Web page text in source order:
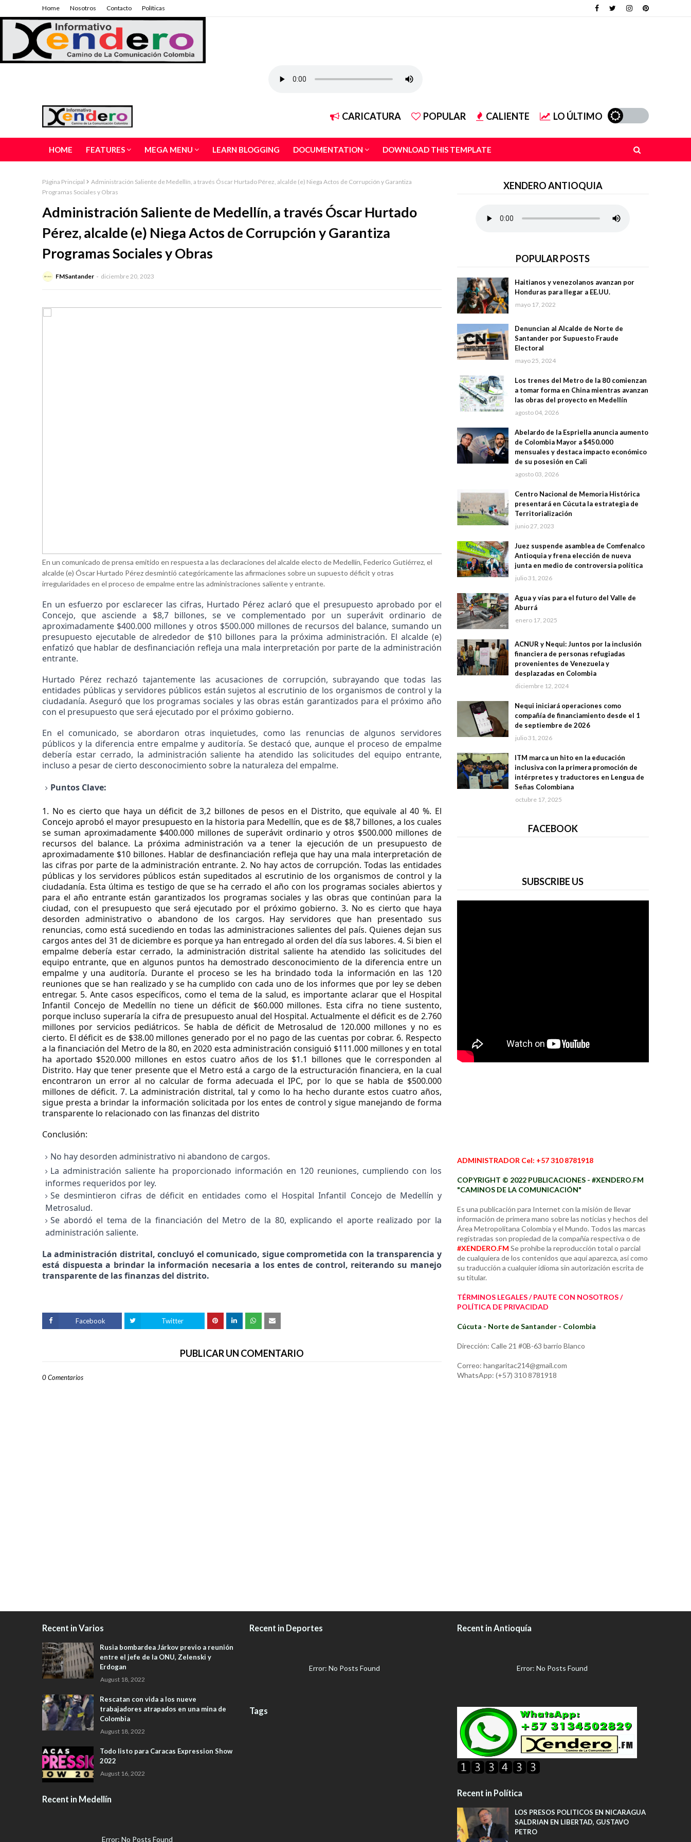
Home Nosotros Contacto Políticas
CARICATURA POPULAR CALIENTE LO ÚLTIMO
HOME FEATURES MEGA MENU LEARN BLOGGING DOCUMENTATION DOWNLOAD THIS TEMPLATE
Página Principal
Administración Saliente de Medellín, a través Óscar Hurtado Pérez, alcalde (e) Niega Actos de Corrupción y Garantiza
Programas Sociales y Obras
Administración Saliente de Medellín, a través Óscar Hurtado
Pérez, alcalde (e) Niega Actos de Corrupción y Garantiza
Programas Sociales y Obras
FMSantander diciembre 20, 2023
En un comunicado de prensa emitido en respuesta a las declaraciones del alcalde electo de Medellín, Federico Gutiérrez, el
alcalde (e) Óscar Hurtado Pérez desmintió categóricamente las afirmaciones sobre un supuesto déficit y otras
irregularidades en el proceso de empalme entre las administraciones saliente y entrante.
En un esfuerzo por esclarecer las cifras, Hurtado Pérez aclaró que el presupuesto aprobado por el
Concejo, que asciende a $8,7 billones, se ve complementado por un superávit ordinario de
aproximadamente $400.000 millones y otros $500.000 millones de recursos del balance, sumando un
presupuesto ejecutable de alrededor de $10 billones para la próxima administración. El alcalde (e)
enfatizó que hablar de desfinanciación refleja una mala interpretación por parte de la administración
entrante.
Hurtado Pérez rechazó tajantemente las acusaciones de corrupción, subrayando que todas las
entidades públicas y servidores públicos están sujetos al escrutinio de los organismos de control y la
ciudadanía. Aseguró que los programas sociales y las obras están garantizados para el próximo año
con el presupuesto que será ejecutado por el próximo gobierno.
En el comunicado, se abordaron otras inquietudes, como las renuncias de algunos servidores
públicos y la diferencia entre empalme y auditoría. Se destacó que, aunque el proceso de empalme
debería estar cerrado, la administración saliente ha atendido las solicitudes del equipo entrante,
incluso a pesar de cierto desconocimiento sobre la naturaleza del empalme.
Puntos Clave:
1. No es cierto que haya un déficit de 3,2 billones de pesos en el Distrito, que equivale al 40 %. El
Concejo aprobó el mayor presupuesto en la historia para Medellín, que es de $8,7 billones, a los cuales
se suman aproximadamente $400.000 millones de superávit ordinario y otros $500.000 millones de
recursos del balance. La próxima administración va a tener la ejecución de un presupuesto de
aproximadamente $10 billones. Hablar de desfinanciación refleja que hay una mala interpretación de
las cifras por parte de la administración entrante. 2. No hay actos de corrupción. Todas las entidades
públicas y los servidores públicos están supeditados al escrutinio de los organismos de control y la
ciudadanía. Esta última es testigo de que se ha cerrado el año con los programas sociales abiertos y
para el año entrante están garantizados los programas sociales y las obras que continúan para la
ciudad, con el presupuesto que será ejecutado por el próximo gobierno. 3. No es cierto que haya
desorden administrativo o abandono de los cargos. Hay servidores que han presentado sus
renuncias, como está sucediendo en todas las administraciones salientes del país. Quienes dejan sus
cargos antes del 31 de diciembre es porque ya han entregado al orden del día sus labores. 4. Si bien el
empalme debería estar cerrado, la administración distrital saliente ha atendido las solicitudes del
equipo entrante, que en algunos puntos ha demostrado desconocimiento de la diferencia entre un
empalme y una auditoría. Durante el proceso se les ha brindado toda la información en las 120
reuniones que se han realizado y se ha cumplido con cada uno de los informes que por ley se deben
entregar. 5. Ante casos específicos, como el tema de la salud, es importante aclarar que el Hospital
Infantil Concejo de Medellín no tiene un déficit de $60.000 millones. Esta cifra no tiene sustento,
porque incluso superaría la cifra de presupuesto anual del Hospital. Actualmente el déficit es de 2.760
millones por servicios pediátricos. Se habla de déficit de Metrosalud de 120.000 millones y no es
cierto. El déficit es de $38.00 millones generado por el no pago de las cuentas por cobrar. 6. Respecto
a la financiación del Metro de la 80, en 2020 esta administración consiguió $111.000 millones y en total
ha aportado $520.000 millones en estos cuatro años de los $1.1 billones que le corresponden al
Distrito. Hay que tener presente que el Metro está a cargo de la estructuración financiera, en la cual
encontraron un error al no calcular de forma adecuada el IPC, por lo que se habla de $500.000
millones de déficit. 7. La administración distrital, tal y como lo ha hecho durante estos cuatro años,
sigue presta a brindar la información solicitada por los entes de control y sigue manejando de forma
transparente lo relacionado con las finanzas del distrito
Conclusión:
No hay desorden administrativo ni abandono de cargos.
La administración saliente ha proporcionado información en 120 reuniones, cumpliendo con los
informes requeridos por ley.
Se desmintieron cifras de déficit en entidades como el Hospital Infantil Concejo de Medellín y
Metrosalud.
Se abordó el tema de la financiación del Metro de la 80, explicando el aporte realizado por la
administración saliente.
La administración distrital, concluyó el comunicado, sigue comprometida con la transparencia y
está dispuesta a brindar la información necesaria a los entes de control, reiterando su manejo
transparente de las finanzas del distrito.
Facebook Twitter
PUBLICAR UN COMENTARIO
0 Comentarios
XENDERO ANTIOQUIA
POPULAR POSTS
Haitianos y venezolanos avanzan por
Honduras para llegar a EE.UU.
mayo 17, 2022
Denuncian al Alcalde de Norte de
Santander por Supuesto Fraude
Electoral
mayo 25, 2024
Los trenes del Metro de la 80 comienzan
a tomar forma en China mientras avanzan
las obras del proyecto en Medellín
agosto 04, 2026
Abelardo de la Espriella anuncia aumento
de Colombia Mayor a $450.000
mensuales y destaca impacto económico
de su posesión en Cali
agosto 03, 2026
Centro Nacional de Memoria Histórica
presentará en Cúcuta la estrategia de
Territorialización
junio 27, 2023
Juez suspende asamblea de Comfenalco
Antioquia y frena elección de nueva
junta en medio de controversia política
julio 31, 2026
Agua y vías para el futuro del Valle de
Aburrá
enero 17, 2025
ACNUR y Nequi: Juntos por la inclusión
financiera de personas refugiadas
provenientes de Venezuela y
desplazadas en Colombia
diciembre 12, 2024
Nequi iniciará operaciones como
compañía de financiamiento desde el 1
de septiembre de 2026
julio 31, 2026
ITM marca un hito en la educación
inclusiva con la primera promoción de
intérpretes y traductores en Lengua de
Señas Colombiana
octubre 17, 2025
FACEBOOK
SUBSCRIBE US
ADMINISTRADOR Cel: +57 310 8781918
COPYRIGHT © 2022 PUBLICACIONES - #XENDERO.FM
"CAMINOS DE LA COMUNICACIÓN"
Es una publicación para Internet con la misión de llevar
información de primera mano sobre las noticias y hechos del
Área Metropolitana Colombia y el Mundo. Todos las marcas
registradas son propiedad de la compañía respectiva o de
#XENDERO.FM Se prohíbe la reproducción total o parcial
de cualquiera de los contenidos que aquí aparezca, así como
su traducción a cualquier idioma sin autorización escrita de
su titular.
TÉRMINOS LEGALES / PAUTE CON NOSOTROS /
POLÍTICA DE PRIVACIDAD
Cúcuta - Norte de Santander - Colombia
Dirección: Calle 21 #0B-63 barrio Blanco
Correo: hangaritac214@gmail.com
WhatsApp: (+57) 310 8781918
Recent in Varios
Rusia bombardea Járkov previo a reunión
entre el jefe de la ONU, Zelenski y
Erdogan
August 18, 2022
Rescatan con vida a los nueve
trabajadores atrapados en una mina de
Colombia
August 18, 2022
Todo listo para Caracas Expression Show
2022
August 16, 2022
Recent in Medellín
Error: No Posts Found
Recent in Deportes
Error: No Posts Found
Tags
Recent in Antioquía
Error: No Posts Found
Recent in Política
LOS PRESOS POLITICOS EN NICARAGUA
SALDRIAN EN LIBERTAD, GUSTAVO
PETRO